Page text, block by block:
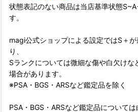
状態表記のない商品は当店基準状態
す。
magi公式ショップによる設定ではS＋
り、
Sランクについては微細な傷や白欠けな
場合があります。
※PSA・BGS・ARSなど鑑定品を除く
PSA・BGS・ARSなど鑑定品について